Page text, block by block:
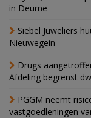
in Deurne
Siebel Juweliers
Nieuwegein
Drugs
Afdeling begrenst
PGGM neemt
vastgoedleningen